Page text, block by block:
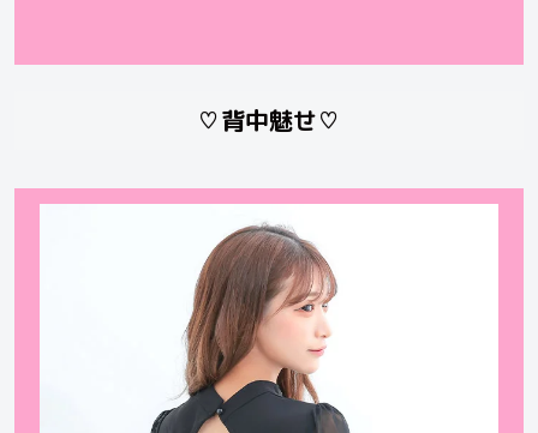
♡背中魅せ♡